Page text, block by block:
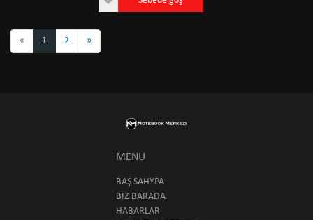
« 1 2 »
MENU
BAŞ SAHYPA
BIZ BARADA
HABARLAR